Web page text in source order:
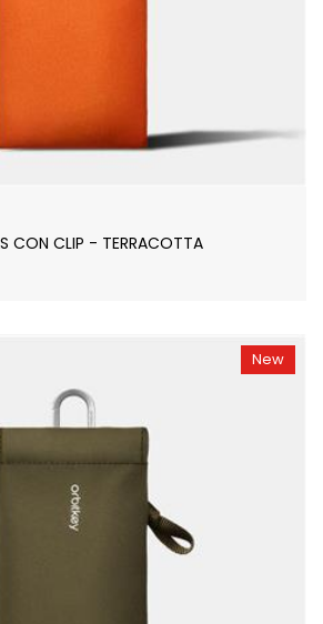
CON CLIP - TERRACOTTA
New